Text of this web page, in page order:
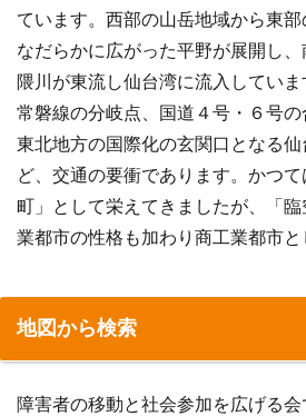
ています。西部の山岳地域から東
なだらかに広がった平野が展開し
隈川が東流し仙台湾に流入してい
常磐線の分岐点、国道４号・６号
東北地方の国際化の玄関口となる
ど、交通の要衝であります。かつ
町」として栄えてきましたが、「
業都市の性格も加わり商工業都市と
地図から検索
障害者の移動と社会参加を広げる